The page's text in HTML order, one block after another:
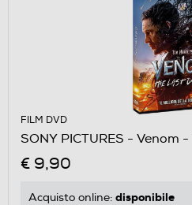
FILM DVD
SONY PICTURES - Venom
€ 9,90
Acquisto online: disponibile